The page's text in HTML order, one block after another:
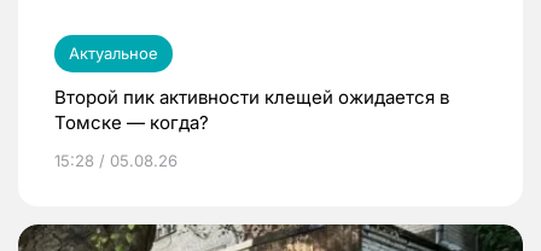
Актуальное
Второй пик активности клещей ожидается в
Томске — когда?
15:28 / 05.08.26